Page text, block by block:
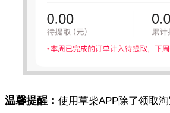
温馨提醒： 使用草柴APP除了领取